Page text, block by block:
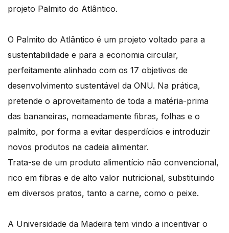
projeto Palmito do Atlântico.
O Palmito do Atlântico é um projeto voltado para a
sustentabilidade e para a economia circular,
perfeitamente alinhado com os 17 objetivos de
desenvolvimento sustentável da ONU. Na prática,
pretende o aproveitamento de toda a matéria-prima
das bananeiras, nomeadamente fibras, folhas e o
palmito, por forma a evitar desperdícios e introduzir
novos produtos na cadeia alimentar.
Trata-se de um produto alimentício não convencional,
rico em fibras e de alto valor nutricional, substituindo
em diversos pratos, tanto a carne, como o peixe.
A Universidade da Madeira tem vindo a incentivar o